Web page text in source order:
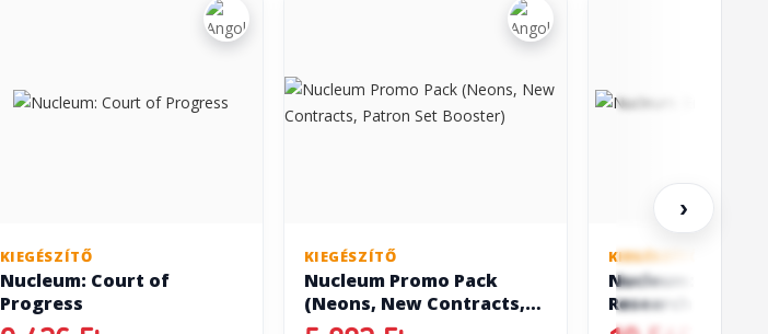
KIEGÉSZÍTŐ
Nucleum: Court of
Progress
KIEGÉSZÍTŐ
Nucleum Promo Pack
(Neons, New Contracts,
Patron Set Booster)
KIEGÉSZÍTŐ
Nucleum: Energy
Research
›